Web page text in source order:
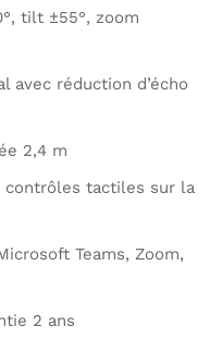
tilt ±55°, zoom
avec réduction d’écho
2,4 m
contrôles tactiles sur la
Teams, Zoom,
2 ans